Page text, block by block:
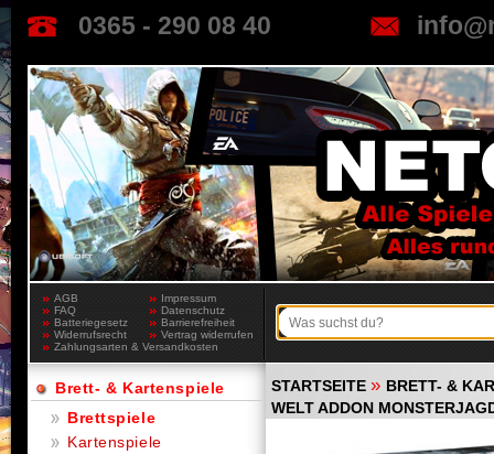
0365 - 290 08 40
AGB
Impressum
FAQ
Datenschutz
Batteriegesetz
Barrierefreiheit
Widerrufsrecht
Vertrag widerrufen
Zahlungsarten & Versandkosten
STARTSEITE » BRETT- &
WELT ADDON
Brett- & Kartenspiele
Brettspiele
Kartenspiele